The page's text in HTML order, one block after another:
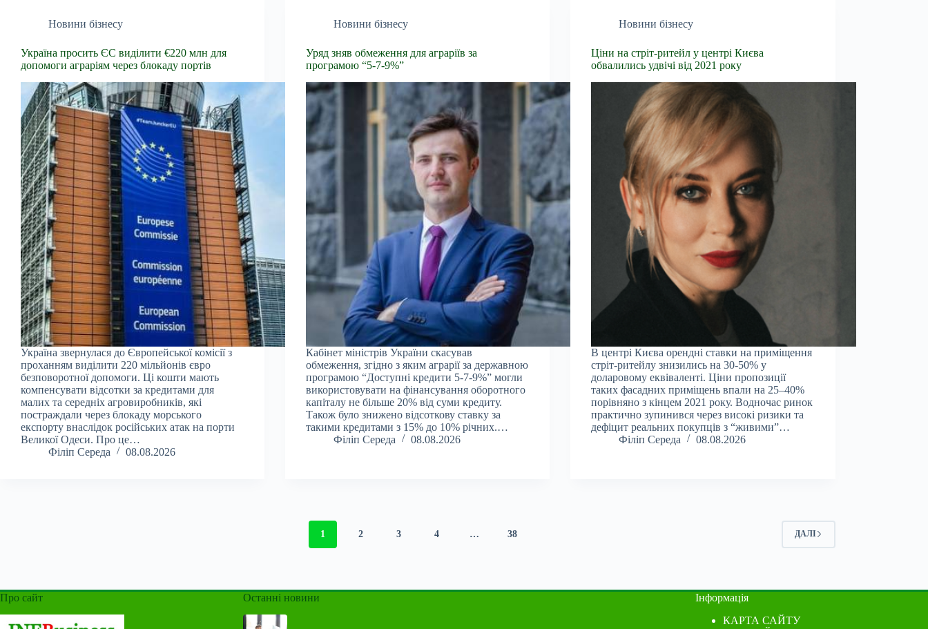
Новини бізнесу
Україна просить ЄС виділити €220 млн для
допомоги аграріям через блокаду портів
Україна звернулася до Європейської комісії з
проханням виділити 220 мільйонів євро
безповоротної допомоги. Ці кошти мають
компенсувати відсотки за кредитами для
малих та середніх агровиробників, які
постраждали через блокаду морського
експорту внаслідок російських атак на порти
Великої Одеси. Про це…
Філіп Середа
08.08.2026
Новини бізнесу
Уряд зняв обмеження для аграріїв за
програмою “5-7-9%”
Кабінет міністрів України скасував
обмеження, згідно з яким аграрії за державною
програмою “Доступні кредити 5-7-9%” могли
використовувати на фінансування оборотного
капіталу не більше 20% від суми кредиту.
Також було знижено відсоткову ставку за
такими кредитами з 15% до 10% річних.…
Філіп Середа
08.08.2026
Новини бізнесу
Ціни на стріт-ритейл у центрі Києва
обвалились удвічі від 2021 року
В центрі Києва орендні ставки на приміщення
стріт-ритейлу знизились на 30-50% у
доларовому еквіваленті. Ціни пропозиції
таких фасадних приміщень впали на 25–40%
порівняно з кінцем 2021 року. Водночас ринок
практично зупинився через високі ризики та
дефіцит реальних покупців з “живими”…
Філіп Середа
08.08.2026
1 2 3 4 … 38 ДАЛІ
Про сайт Останні новини
Інформація
КАРТА САЙТУ